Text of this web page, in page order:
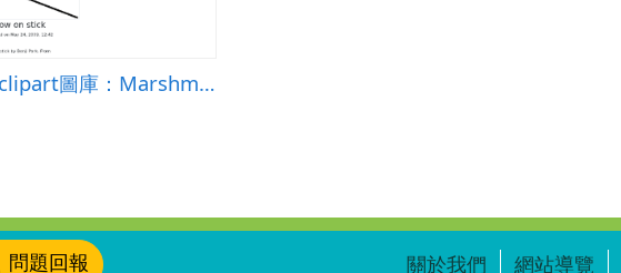
openclipart圖庫：Marshmallow on stick
問題回報 關於我們 網站導覽